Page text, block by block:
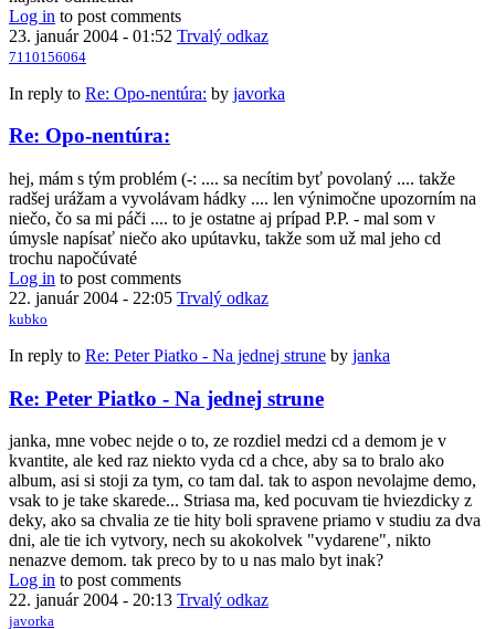
Log in to post comments
23. január 2004 - 01:52 Trvalý odkaz
7110156064
In reply to Re: Opo-nentúra: by javorka
Re: Opo-nentúra:
hej, mám s tým problém (-: .... sa necítim byť povolaný .... takže
radšej urážam a vyvolávam hádky .... len výnimočne upozorním na
niečo, čo sa mi páči .... to je ostatne aj prípad P.P. - mal som v
úmysle napísať niečo ako upútavku, takže som už mal jeho cd
trochu napočúvaté
Log in to post comments
22. január 2004 - 22:05 Trvalý odkaz
kubko
In reply to Re: Peter Piatko - Na jednej strune by janka
Re: Peter Piatko - Na jednej strune
janka, mne vobec nejde o to, ze rozdiel medzi cd a demom je v
kvantite, ale ked raz niekto vyda cd a chce, aby sa to bralo ako
album, asi si stoji za tym, co tam dal. tak to aspon nevolajme demo,
vsak to je take skarede... Striasa ma, ked pocuvam tie hviezdicky z
deky, ako sa chvalia ze tie hity boli spravene priamo v studiu za dva
dni, ale tie ich vytvory, nech su akokolvek "vydarene", nikto
nenazve demom. tak preco by to u nas malo byt inak?
Log in to post comments
22. január 2004 - 20:13 Trvalý odkaz
javorka